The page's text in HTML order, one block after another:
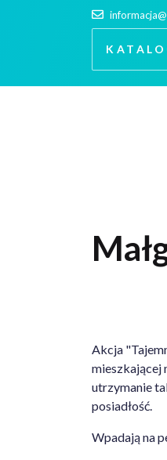
Akcja
mieszkającej
utrzymanie
posiadłość.
Wpadają na